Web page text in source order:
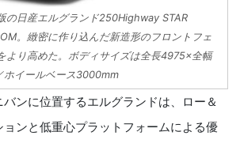
の日産エルグランド250Highway STAR
。緻密に作り込んだ新造形のフロントフェ
より高めた。ボディサイズは全長4975×全幅
ホイールベース3000mm
ンに位置するエルグランドは、ロー＆
ョンと低重心プラットフォームによる優